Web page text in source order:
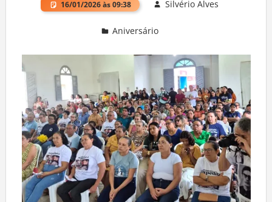
16/01/2026 às 09:38 Silvério Alves
Aniversário